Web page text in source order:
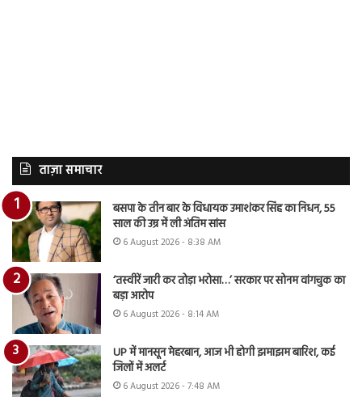
ताज़ा समाचार
बसपा के तीन बार के विधायक उमाशंकर सिंह का निधन, 55
साल की उम्र में ली अंतिम सांस
6 August 2026 - 8:38 AM
‘तस्वीरें जारी कर तोड़ा भरोसा…’ सरकार पर सोनम वांगचुक का
बड़ा आरोप
6 August 2026 - 8:14 AM
UP में मानसून मेहरबान, आज भी होगी झमाझम बारिश, कई
जिलों में अलर्ट
6 August 2026 - 7:48 AM